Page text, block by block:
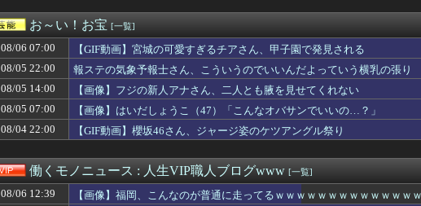
【動画】地上波でえっちな下乳が放送されてしまうwww
【FF14怪談話】道中の懲罰房にいたミコッテやララフェル女性たちをヒカセンが助...
6期生曲 ｢命の色｣が好きすぎるアルさつｗ【乃木坂46】
学生時代どのグループにも属さなかった人
塾でもないのに連絡もせず8時過ぎに帰宅した高校生。私「連絡くらいしろ」子「はい
◯◯運だけが異常に良い、とかありますか？
【V作戦】ジオン視点のこいつ等って普通に怖すぎると思う…
プリン☆
『ウォーリーをさがせ！』持っていた方
近所の家で火事が起きた。ベランダから女の子と母親が煙に巻かれながら助けてと叫ん
【悲報】伊藤大海(143)、ベネズエラ戦にてブルペンで5球しか投げられていなか...
【画像】VIVANTキャストのギャラリスト流出ｗｗｗｗｗｗｗｗｗ
お～い！お宝 [一覧]
08/06 07:00
【GIF動画】宮城の可愛すぎるチアさん、甲子園で発見される
08/05 22:00
報ステの気象予報士さん、こういうのでいいんだよっていう横乳の張り
08/05 14:00
【画像】フジの新人アナさん、二人とも腋を見せてくれない
08/05 07:00
【画像】はいだしょうこ（47）「こんなオバサンでいいの…？」
08/04 22:00
【GIF動画】櫻坂46さん、ジャージ姿のケツアングル祭り
働くモノニュース : 人生VIP職人ブログwww [一覧]
08/06 12:39
【画像】福岡、こんなのが普通に走ってるｗｗｗｗｗｗｗｗｗｗｗｗｗ